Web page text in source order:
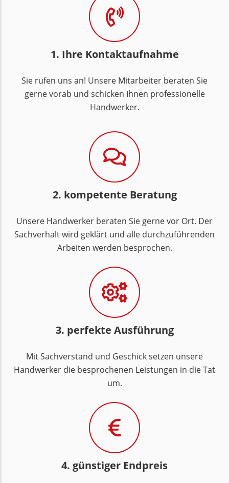
1. Ihre Kontaktaufnahme
Sie rufen uns an! Unsere Mitarbeiter beraten Sie
gerne vorab und schicken Ihnen professionelle
Handwerker.
2. kompetente Beratung
Unsere Handwerker beraten Sie gerne vor Ort. Der
Sachverhalt wird geklärt und alle durchzuführenden
Arbeiten werden besprochen.
3. perfekte Ausführung
Mit Sachverstand und Geschick setzen unsere
Handwerker die besprochenen Leistungen in die Tat
um.
4. günstiger Endpreis